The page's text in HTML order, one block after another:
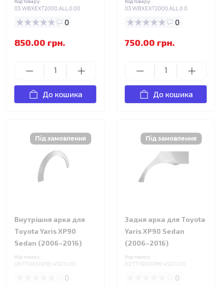
03.WBXEXT2000.ALL.0.00
0
850.00 грн.
До кошика
03.WBXEXT2000.ALL.0.0
0
750.00 грн.
До кошика
Внутрішня арка для
Toyota Yaris XP90
Sedan (2006–2016)
Код товару:
08.TTYRISXP90.4SD.0.00
0
Задня арка для Toyota
Yaris XP90 Sedan
(2006–2016)
Код товару:
02.TTYRISXP90.4SD.0.00
0